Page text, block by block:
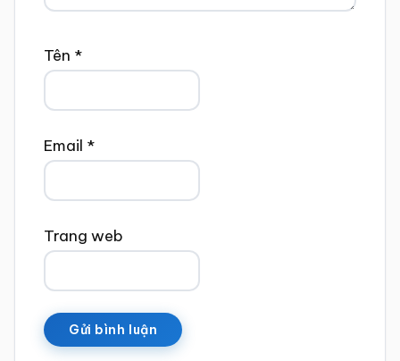
Tên *
Email *
Trang web